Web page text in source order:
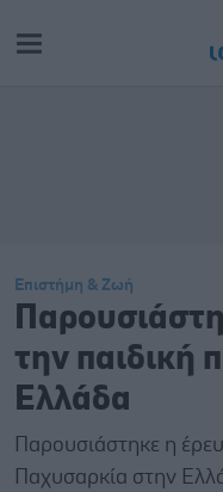
Επιστήμη & Ζωή
την παιδική
Ελλάδα
Παρουσιάστηκε η
Παχυσαρκία στην